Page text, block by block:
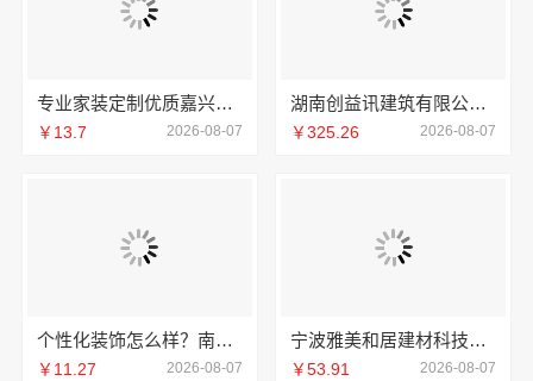
专业家装定制优质嘉兴绿色之家建材科技有限公司
￥13.7 2026-08-07
湖南创益讯建筑有限公司-环保材料口碑好
￥325.26 2026-08-07
个性化装饰怎么样？南京市创亿讯环保家装全包详解
￥11.27 2026-08-07
宁波雅美和居建材科技有限公司宁波奉化家装装修线下门店地址
￥53.91 2026-08-07